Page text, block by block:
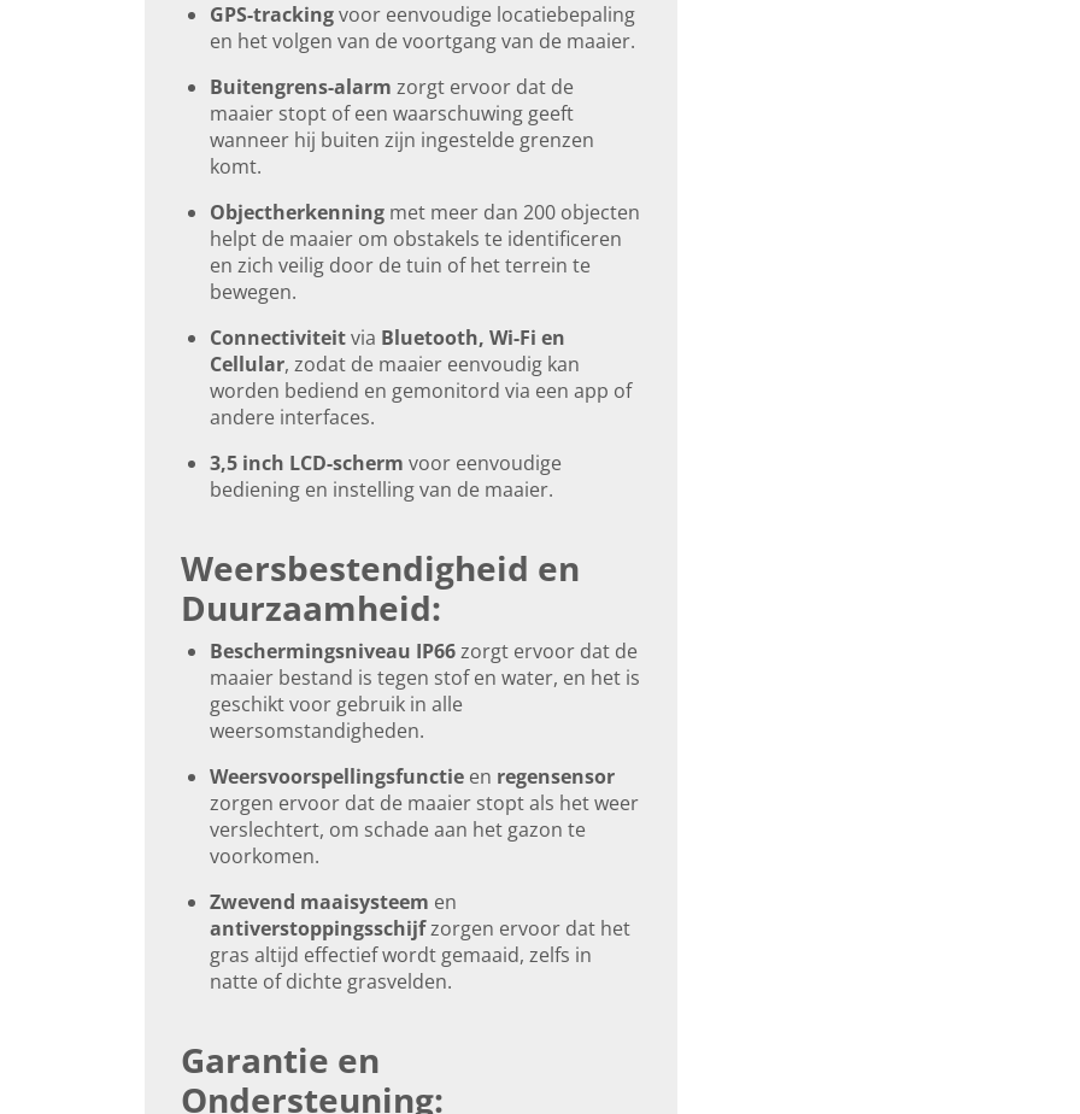
GPS-trackingvoor eenvoudige locatiebepaling
en het volgen van de voortgang van de maaier.
Buitengrens-alarm zorgt ervoor dat de
maaier stopt of een waarschuwing geeft
wanneer hij buiten zijn ingestelde grenzen
komt.
Objectherkenningmet meer dan 200 objecten
helpt de maaier om obstakels te identificeren
en zich veilig door de tuin of het terrein te
bewegen.
Connectiviteitvia Bluetooth, Wi-Fi en
Cellular, zodat de maaier eenvoudig kan
worden bediend en gemonitord via een app of
andere interfaces.
3,5 inch LCD-scherm voor eenvoudige
bediening en instelling van de maaier.
Weersbestendigheid en
Duurzaamheid:
Beschermingsniveau IP66zorgt ervoor dat de
maaier bestand is tegen stof en water, en het is
geschikt voor gebruik in alle
weersomstandigheden.
Weersvoorspellingsfunctieen regensensor
zorgen ervoor dat de maaier stopt als het weer
verslechtert, om schade aan het gazon te
voorkomen.
Zwevend maaisysteem en
antiverstoppingsschijfzorgen ervoor dat het
gras altijd effectief wordt gemaaid, zelfs in
natte of dichte grasvelden.
Garantie en
Ondersteuning: